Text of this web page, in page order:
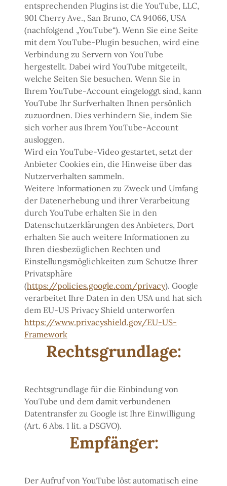
entsprechenden Plugins ist die YouTube, LLC,
901 Cherry Ave., San Bruno, CA 94066, USA
(nachfolgend „YouTube“). Wenn Sie eine Seite
mit dem YouTube-Plugin besuchen, wird eine
Verbindung zu Servern von YouTube
hergestellt. Dabei wird YouTube mitgeteilt,
welche Seiten Sie besuchen. Wenn Sie in
Ihrem YouTube-Account eingeloggt sind, kann
YouTube Ihr Surfverhalten Ihnen persönlich
zuzuordnen. Dies verhindern Sie, indem Sie
sich vorher aus Ihrem YouTube-Account
ausloggen.
Wird ein YouTube-Video gestartet, setzt der
Anbieter Cookies ein, die Hinweise über das
Nutzerverhalten sammeln.
Weitere Informationen zu Zweck und Umfang
der Datenerhebung und ihrer Verarbeitung
durch YouTube erhalten Sie in den
Datenschutzerklärungen des Anbieters, Dort
erhalten Sie auch weitere Informationen zu
Ihren diesbezüglichen Rechten und
Einstellungsmöglichkeiten zum Schutze Ihrer
Privatsphäre
(https://policies.google.com/privacy). Google
verarbeitet Ihre Daten in den USA und hat sich
dem EU-US Privacy Shield unterworfen
https://www.privacyshield.gov/EU-US-
Framework
Rechtsgrundlage:
Rechtsgrundlage für die Einbindung von
YouTube und dem damit verbundenen
Datentransfer zu Google ist Ihre Einwilligung
(Art. 6 Abs. 1 lit. a DSGVO).
Empfänger:
Der Aufruf von YouTube löst automatisch eine